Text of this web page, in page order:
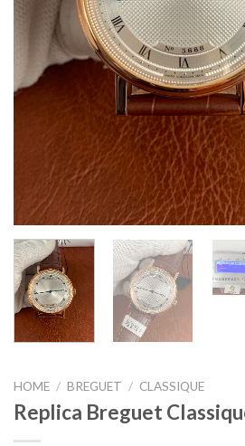
HOME / BREGUET / CLASSIQUE
Replica Breguet